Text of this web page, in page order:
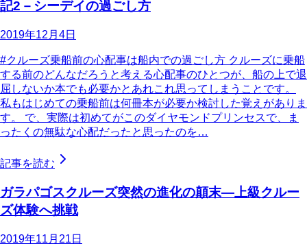
記2－シーデイの過ごし方
2019年12月4日
#クルーズ乗船前の心配事は船内での過ごし方 クルーズに乗船
する前のどんなだろうと考える心配事のひとつが、船の上で退
屈しないか本でも必要かとあれこれ思ってしまうことです。
私もはじめての乗船前は何冊本が必要か検討した覚えがありま
す。 で、実際は初めてがこのダイヤモンドプリンセスで、ま
ったくの無駄な心配だったと思ったのを…
記事を読む
ガラパゴスクルーズ突然の進化の顛末―上級クルー
ズ体験へ挑戦
2019年11月21日